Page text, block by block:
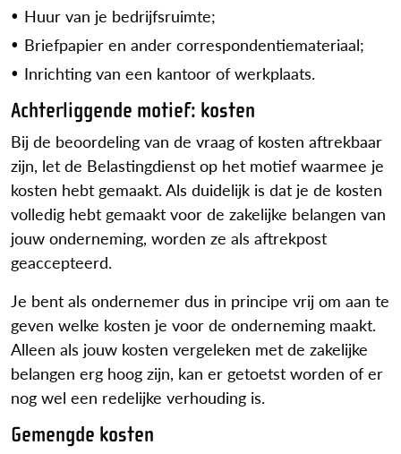
Huur van je bedrijfsruimte;
Briefpapier en ander correspondentiemateriaal;
Inrichting van een kantoor of werkplaats.
Achterliggende motief: kosten
Bij de beoordeling van de vraag of kosten aftrekbaar
zijn, let de Belastingdienst op het motief waarmee je
kosten hebt gemaakt. Als duidelijk is dat je de kosten
volledig hebt gemaakt voor de zakelijke belangen van
jouw onderneming, worden ze als aftrekpost
geaccepteerd.
Je bent als ondernemer dus in principe vrij om aan te
geven welke kosten je voor de onderneming maakt.
Alleen als jouw kosten vergeleken met de zakelijke
belangen erg hoog zijn, kan er getoetst worden of er
nog wel een redelijke verhouding is.
Gemengde kosten